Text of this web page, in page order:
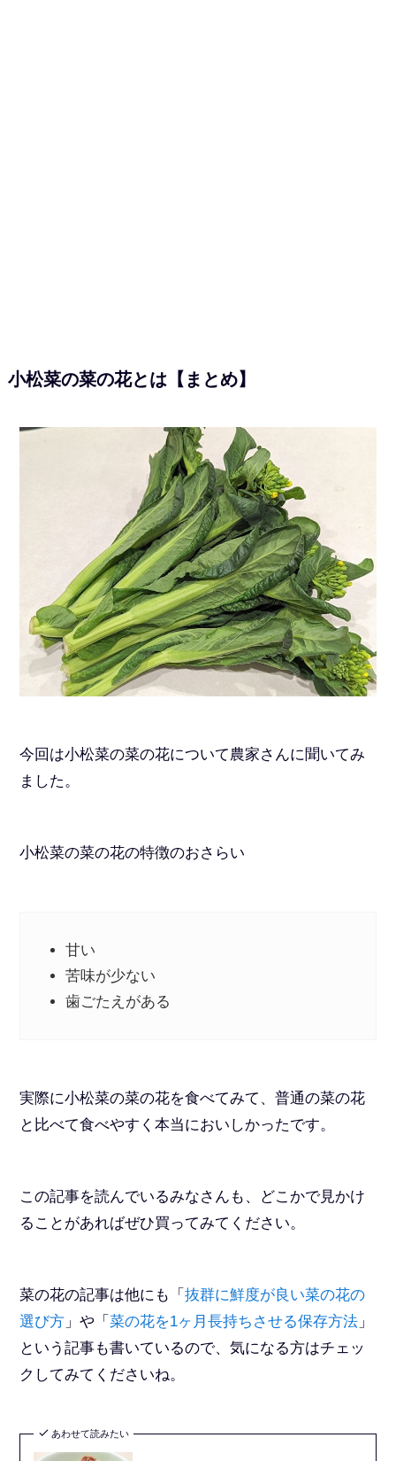
小松菜の菜の花とは【まとめ】
今回は小松菜の菜の花について農家さんに聞いてみ
ました。
小松菜の菜の花の特徴のおさらい
甘い
苦味が少ない
歯ごたえがある
実際に小松菜の菜の花を食べてみて、普通の菜の花
と比べて食べやすく本当においしかったです。
この記事を読んでいるみなさんも、どこかで見かけ
ることがあればぜひ買ってみてください。
菜の花の記事は他にも「抜群に鮮度が良い菜の花の
選び方 」や「菜の花を1ヶ月長持ちさせる保存方法 」
という記事も書いているので、気になる方はチェッ
クしてみてくださいね。
あわせて読みたい